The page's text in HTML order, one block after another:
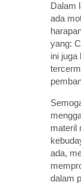
Dalam
ada
yang:
ini juga
materil
ada,
dalam